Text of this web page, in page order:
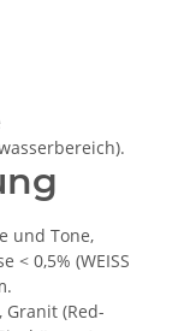
und Tone,
< 0,5% (WEISS
(Red-